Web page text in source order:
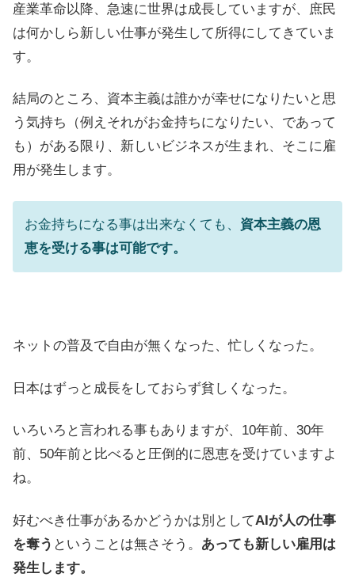
産業革命以降、急速に世界は成長していますが、庶民
は何かしら新しい仕事が発生して所得にしてきていま
す。
結局のところ、資本主義は誰かが幸せになりたいと思
う気持ち（例えそれがお金持ちになりたい、であって
も）がある限り、新しいビジネスが生まれ、そこに雇
用が発生します。
お金持ちになる事は出来なくても、 資本主義の恩
恵を受ける事は可能です。
ネットの普及で自由が無くなった、忙しくなった。
日本はずっと成長をしておらず貧しくなった。
いろいろと言われる事もありますが、10年前、30年
前、50年前と比べると圧倒的に恩恵を受けていますよ
ね。
好むべき仕事があるかどうかは別としてAIが人の仕事
を奪う ということは無さそう。 あっても新しい雇用は
発生します。